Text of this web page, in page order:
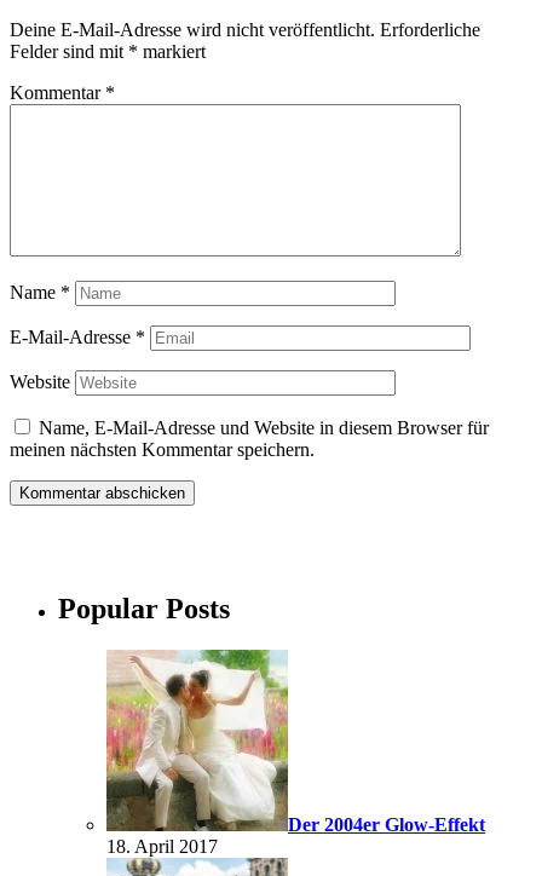
Deine E-Mail-Adresse wird nicht veröffentlicht. Erforderliche
Felder sind mit * markiert
Kommentar *
Name *
E-Mail-Adresse *
Website
Name, E-Mail-Adresse und Website in diesem Browser für
meinen nächsten Kommentar speichern.
Popular Posts
Der 2004er Glow-Effekt
18. April 2017